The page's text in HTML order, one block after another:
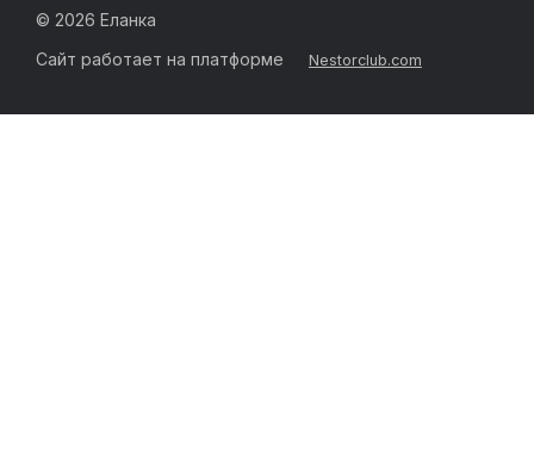
© 2026 Еланка
Сайт работает на платформе
Nestorclub.com